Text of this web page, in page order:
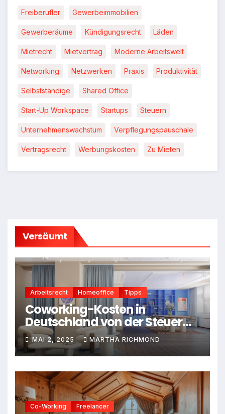
Freiberufler Gewerbeimmobilien
Gewerberäume Kündigungsrecht Läden
Mietrecht Mietvertrag Moderne Arbeitswelt
Networking Netzwerken Praxis Produktivität
Selbstständige Shared Office
Start-Up Workspace Startups Steuern
Unternehmenswachstum Verpflegungspauschale
Vertragsrecht Werbungskosten Zu Mieten
Versäumt
Arbeitsrecht Homeoffice Tipps
Coworking-Kosten in
Deutschland von der Steuer
absetzen: Dein Leitfaden für
2025
MAI 2, 2025 MARTHA RICHMOND
Co-Working Freelancer